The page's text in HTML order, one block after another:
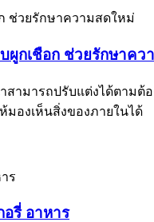
กเชือก ช่วยรักษาคว
มารถปรับแต่งได้ตามต้
มองเห็นสิ่งของภายในได้
รี่ อาหาร